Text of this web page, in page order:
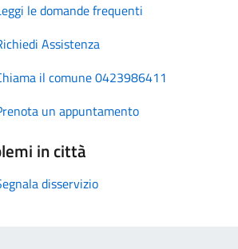
le domande frequenti
Assistenza
il comune 0423986411
un appuntamento
in città
disservizio